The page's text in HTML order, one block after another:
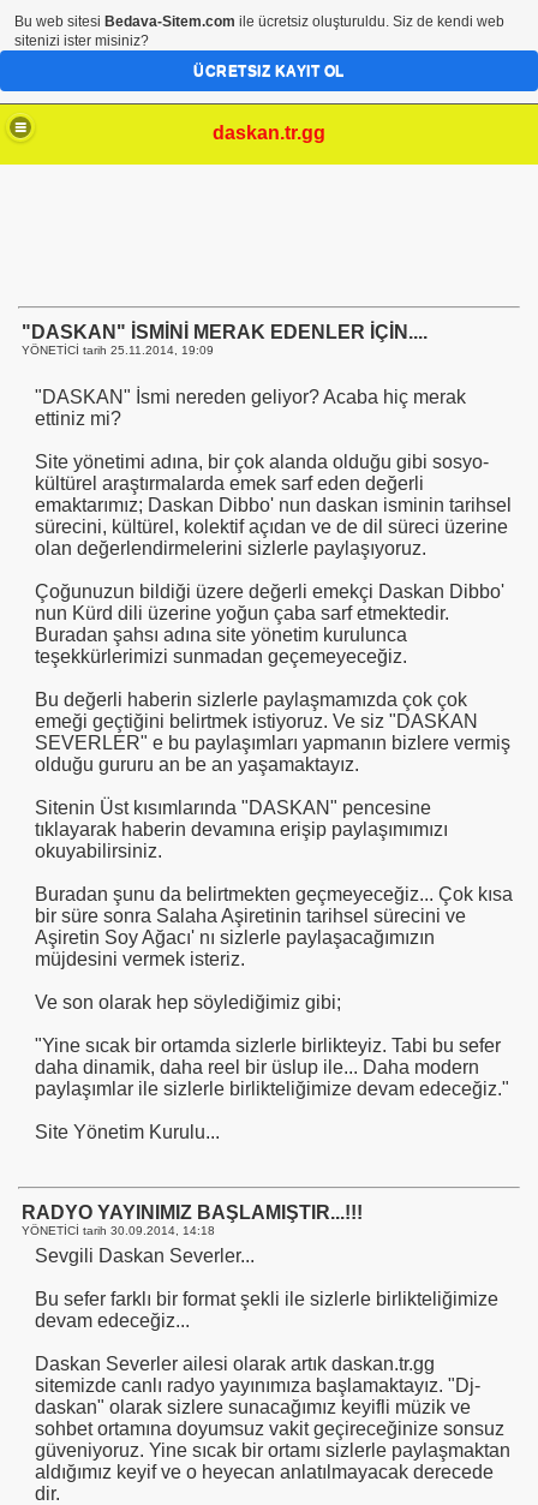
daskan.tr.gg
"DASKAN" İSMİNİ MERAK EDENLER İÇİN....
YÖNETİCİ tarih 25.11.2014, 19:09
"DASKAN" İsmi nereden geliyor? Acaba hiç merak
ettiniz mi?
Site yönetimi adına, bir çok alanda olduğu gibi sosyo-
kültürel araştırmalarda emek sarf eden değerli
emaktarımız; Daskan Dibbo' nun daskan isminin tarihsel
sürecini, kültürel, kolektif açıdan ve de dil süreci üzerine
olan değerlendirmelerini sizlerle paylaşıyoruz.
Çoğunuzun bildiği üzere değerli emekçi Daskan Dibbo'
nun Kürd dili üzerine yoğun çaba sarf etmektedir.
Buradan şahsı adına site yönetim kurulunca
teşekkürlerimizi sunmadan geçemeyeceğiz.
Bu değerli haberin sizlerle paylaşmamızda çok çok
emeği geçtiğini belirtmek istiyoruz. Ve siz "DASKAN
SEVERLER" e bu paylaşımları yapmanın bizlere vermiş
olduğu gururu an be an yaşamaktayız.
Sitenin Üst kısımlarında "DASKAN" pencesine
tıklayarak haberin devamına erişip paylaşımımızı
okuyabilirsiniz.
Buradan şunu da belirtmekten geçmeyeceğiz... Çok kısa
bir süre sonra Salaha Aşiretinin tarihsel sürecini ve
Aşiretin Soy Ağacı' nı sizlerle paylaşacağımızın
müjdesini vermek isteriz.
Ve son olarak hep söylediğimiz gibi;
"Yine sıcak bir ortamda sizlerle birlikteyiz. Tabi bu sefer
daha dinamik, daha reel bir üslup ile... Daha modern
paylaşımlar ile sizlerle birlikteliğimize devam edeceğiz."
Site Yönetim Kurulu...
RADYO YAYINIMIZ BAŞLAMIŞTIR...!!!
YÖNETİCİ tarih 30.09.2014, 14:18
Sevgili Daskan Severler...
Bu sefer farklı bir format şekli ile sizlerle birlikteliğimize
devam edeceğiz...
Daskan Severler ailesi olarak artık daskan.tr.gg
sitemizde canlı radyo yayınımıza başlamaktayız. "Dj-
daskan" olarak sizlere sunacağımız keyifli müzik ve
sohbet ortamına doyumsuz vakit geçireceğinize sonsuz
güveniyoruz. Yine sıcak bir ortamı sizlerle paylaşmaktan
aldığımız keyif ve o heyecan anlatılmayacak derecede
dir.
Bu web sitesi Bedava-Sitem.com ile ücretsiz oluşturuldu. Siz de kendi web
sitenizi ister misiniz?
ÜCRETSIZ KAYIT OL